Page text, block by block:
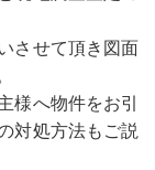
させて頂き図面
様へ物件をお引
対処方法もご説